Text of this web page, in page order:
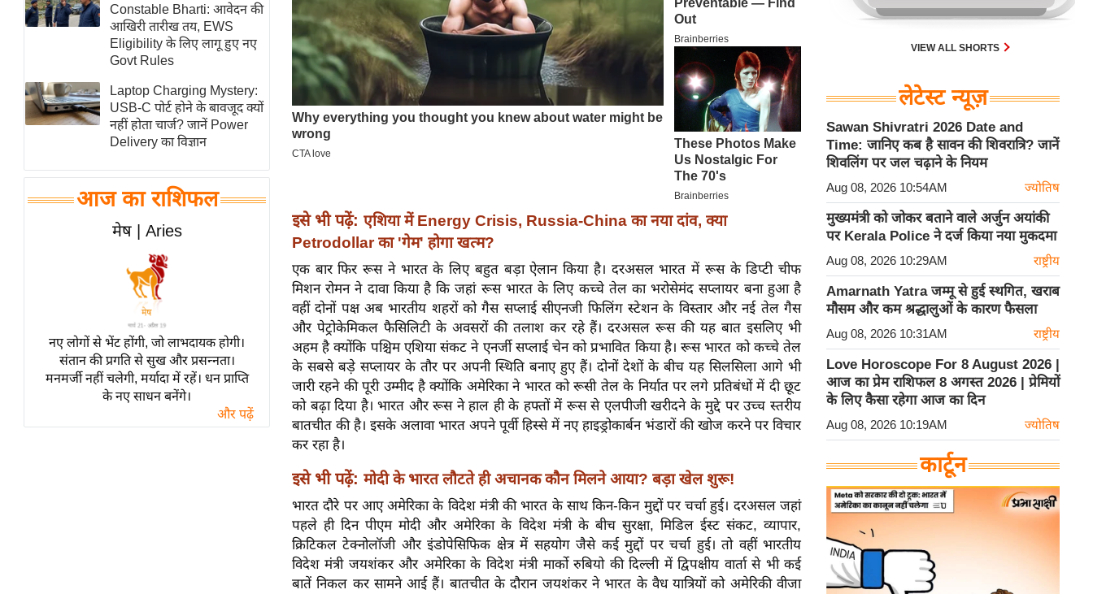
समसामयिक
मातृभूमि
एम.
आर.
आई.
समीक्षा
धर्म
ज्योतिष
त्योहार
राशिफल
विशेष
Constable Bharti: आवेदन की
आखिरी तारीख तय, EWS
Eligibility के लिए लागू हुए नए
Govt Rules
Laptop Charging Mystery:
USB-C पोर्ट होने के बावजूद क्यों
नहीं होता चार्ज? जानें Power
Delivery का विज्ञान
आज का राशिफल
मेष | Aries
नए लोगों से भेंट होंगी, जो लाभदायक होगी।
संतान की प्रगति से सुख और प्रसन्नता।
मनमर्जी नहीं चलेगी, मर्यादा में रहें। धन प्राप्ति
के नए साधन बनेंगे।
और पढ़ें
इसे भी पढ़ें: एशिया में Energy Crisis, Russia-China का नया दांव, क्या
Petrodollar का 'गेम' होगा खत्म?
एक बार फिर रूस ने भारत के लिए बहुत बड़ा ऐलान किया है। दरअसल भारत में रूस के डिप्टी चीफ
मिशन रोमन ने दावा किया है कि जहां रूस भारत के लिए कच्चे तेल का भरोसेमंद सप्लायर बना हुआ है
वहीं दोनों पक्ष अब भारतीय शहरों को गैस सप्लाई सीएनजी फिलिंग स्टेशन के विस्तार और नई तेल गैस
और पेट्रोकेमिकल फैसिलिटी के अवसरों की तलाश कर रहे हैं। दरअसल रूस की यह बात इसलिए भी
अहम है क्योंकि पश्चिम एशिया संकट ने एनर्जी सप्लाई चेन को प्रभावित किया है। रूस भारत को कच्चे तेल
के सबसे बड़े सप्लायर के तौर पर अपनी स्थिति बनाए हुए हैं। दोनों देशों के बीच यह सिलसिला आगे भी
जारी रहने की पूरी उम्मीद है क्योंकि अमेरिका ने भारत को रूसी तेल के निर्यात पर लगे प्रतिबंधों में दी छूट
को बढ़ा दिया है। भारत और रूस ने हाल ही के हफ्तों में रूस से एलपीजी खरीदने के मुद्दे पर उच्च स्तरीय
बातचीत की है। इसके अलावा भारत अपने पूर्वी हिस्से में नए हाइड्रोकार्बन भंडारों की खोज करने पर विचार
कर रहा है।
इसे भी पढ़ें: मोदी के भारत लौटते ही अचानक कौन मिलने आया? बड़ा खेल शुरू!
भारत दौरे पर आए अमेरिका के विदेश मंत्री की भारत के साथ किन-किन मुद्दों पर चर्चा हुई। दरअसल जहां
पहले ही दिन पीएम मोदी और अमेरिका के विदेश मंत्री के बीच सुरक्षा, मिडिल ईस्ट संकट, व्यापार,
क्रिटिकल टेक्नोलॉजी और इंडोपेसिफिक क्षेत्र में सहयोग जैसे कई मुद्दों पर चर्चा हुई। तो वहीं भारतीय
विदेश मंत्री जयशंकर और अमेरिका के विदेश मंत्री मार्को रुबियो की दिल्ली में द्विपक्षीय वार्ता से भी कई
बातें निकल कर सामने आई हैं। बातचीत के दौरान जयशंकर ने भारत के वैध यात्रियों को अमेरिकी वीजा
VIEW ALL SHORTS
लेटेस्ट न्यूज़
Sawan Shivratri 2026 Date and
Time: जानिए कब है सावन की शिवरात्रि? जानें
शिवलिंग पर जल चढ़ाने के नियम
Aug 08, 2026 10:54AM ज्योतिष
मुख्यमंत्री को जोकर बताने वाले अर्जुन अयांकी
पर Kerala Police ने दर्ज किया नया मुकदमा
Aug 08, 2026 10:29AM राष्ट्रीय
Amarnath Yatra जम्मू से हुई स्थगित, खराब
मौसम और कम श्रद्धालुओं के कारण फैसला
Aug 08, 2026 10:31AM राष्ट्रीय
Love Horoscope For 8 August 2026 |
आज का प्रेम राशिफल 8 अगस्त 2026 | प्रेमियों
के लिए कैसा रहेगा आज का दिन
Aug 08, 2026 10:19AM ज्योतिष
कार्टून